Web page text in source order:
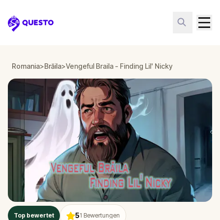
Questo
Romania>Brăila>Vengeful Braila - Finding Lil' Nicky
Top bewertet 51 Bewertungen